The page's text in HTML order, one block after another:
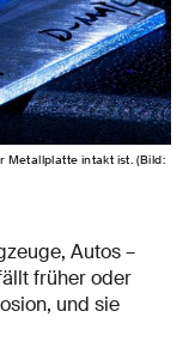
Metallplatte intakt ist. (Bild:
Autos –
früher oder
und sie